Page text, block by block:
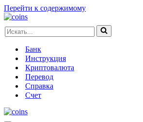
Перейти к содержимому
Искать...
Банк
Инструкция
Криптовалюта
Перевод
Справка
Счет